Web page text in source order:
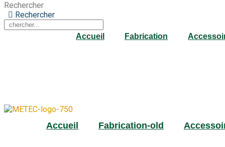
Rechercher
Rechercher
Accueil Fabrication
Accueil Fabrication-old